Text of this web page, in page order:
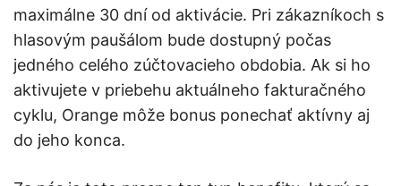
maximálne 30 dní od aktivácie. Pri zákazníkoch s
hlasovým paušálom bude dostupný počas
jedného celého zúčtovacieho obdobia. Ak si ho
aktivujete v priebehu aktuálneho fakturačného
cyklu, Orange môže bonus ponechať aktívny aj
do jeho konca.